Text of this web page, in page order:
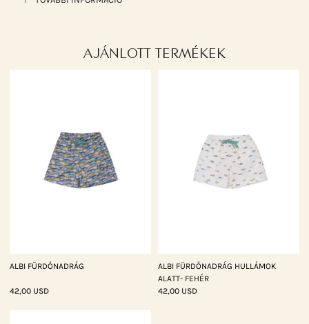
AJÁNLOTT TERMÉKEK
ALBI FÜRDŐNADRÁG
42,00 USD
ALBI FÜRDŐNADRÁG HULLÁMOK
ALATT- FEHÉR
42,00 USD